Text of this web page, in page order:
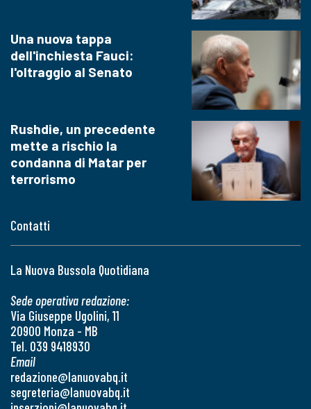
Contatti
La Nuova Bussola Quotidiana
Sede operativa redazione:
Via Giuseppe Ugolini, 11
20900 Monza - MB
Tel. 039 9418930
Email
redazione@lanuovabq.it
segreteria@lanuovabq.it
Una nuova tappa
dell'inchiesta Fauci:
l'oltraggio al Senato
Rushdie, un precedente
mette a rischio la
condanna di Matar per
terrorismo